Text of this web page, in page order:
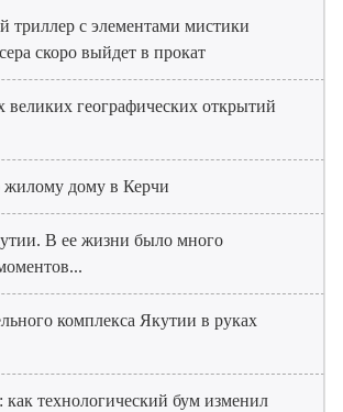
триллер с элементами мистики
скоро выйдет в прокат
географических открытий
дому в Керчи
В ее жизни было много
комплекса Якутии в руках
как технологический бум изменил